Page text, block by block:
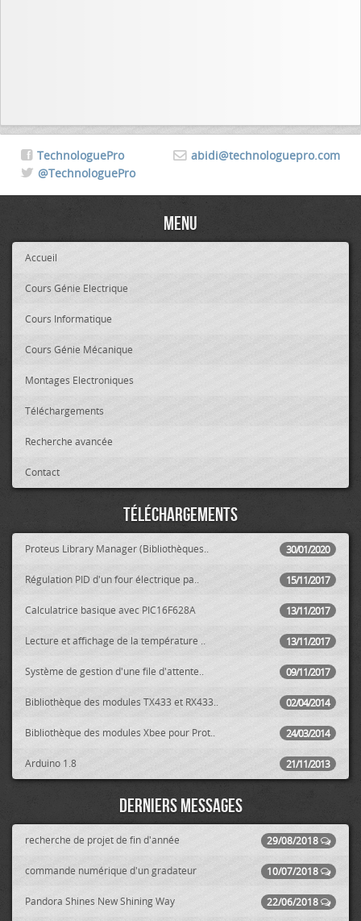
abidi@technologuepro.com
TechnologuePro
@TechnologuePro
Menu
Accueil
Cours Génie Electrique
Cours Informatique
Cours Génie Mécanique
Montages Electroniques
Téléchargements
Recherche avancée
Contact
Téléchargements
30/01/2020
Proteus Library Manager (Bibliothèques..
15/11/2017
Régulation PID d'un four électrique pa..
13/11/2017
Calculatrice basique avec PIC16F628A
13/11/2017
Lecture et affichage de la température ..
09/11/2017
Système de gestion d'une file d'attente..
02/04/2014
Bibliothèque des modules TX433 et RX433..
24/03/2014
Bibliothèque des modules Xbee pour Prot..
21/11/2013
Arduino 1.8
Derniers messages
29/08/2018
recherche de projet de fin d'année
10/07/2018
commande numérique d'un gradateur
22/06/2018
Pandora Shines New Shining Way